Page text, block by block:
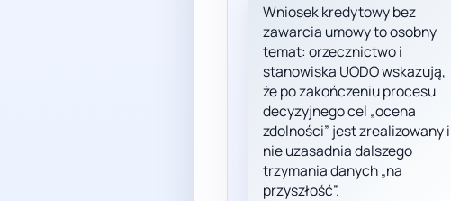
Wniosek kredytowy bez
zawarcia umowy to osobny
temat: orzecznictwo i
stanowiska UODO wskazują,
że po zakończeniu procesu
decyzyjnego cel „ocena
zdolności” jest zrealizowany i
nie uzasadnia dalszego
trzymania danych „na
przyszłość”.